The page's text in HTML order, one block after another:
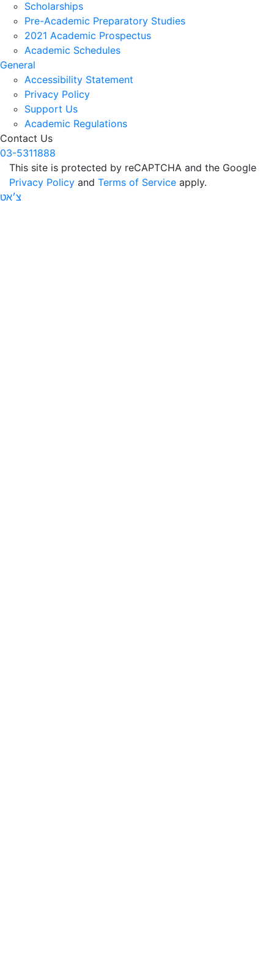
Scholarships
Pre-Academic Preparatory Studies
2021 Academic Prospectus
Academic Schedules
General
Accessibility Statement
Privacy Policy
Support Us
Academic Regulations
Contact Us
03-5311888
This site is protected by reCAPTCHA and the Google
Privacy Policy and Terms of Service apply.
צ׳אט